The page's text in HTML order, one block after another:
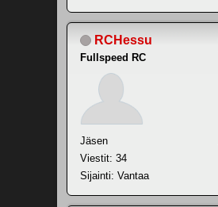
RCHessu
Fullspeed RC
Jäsen
Viestit: 34
Sijainti: Vantaa